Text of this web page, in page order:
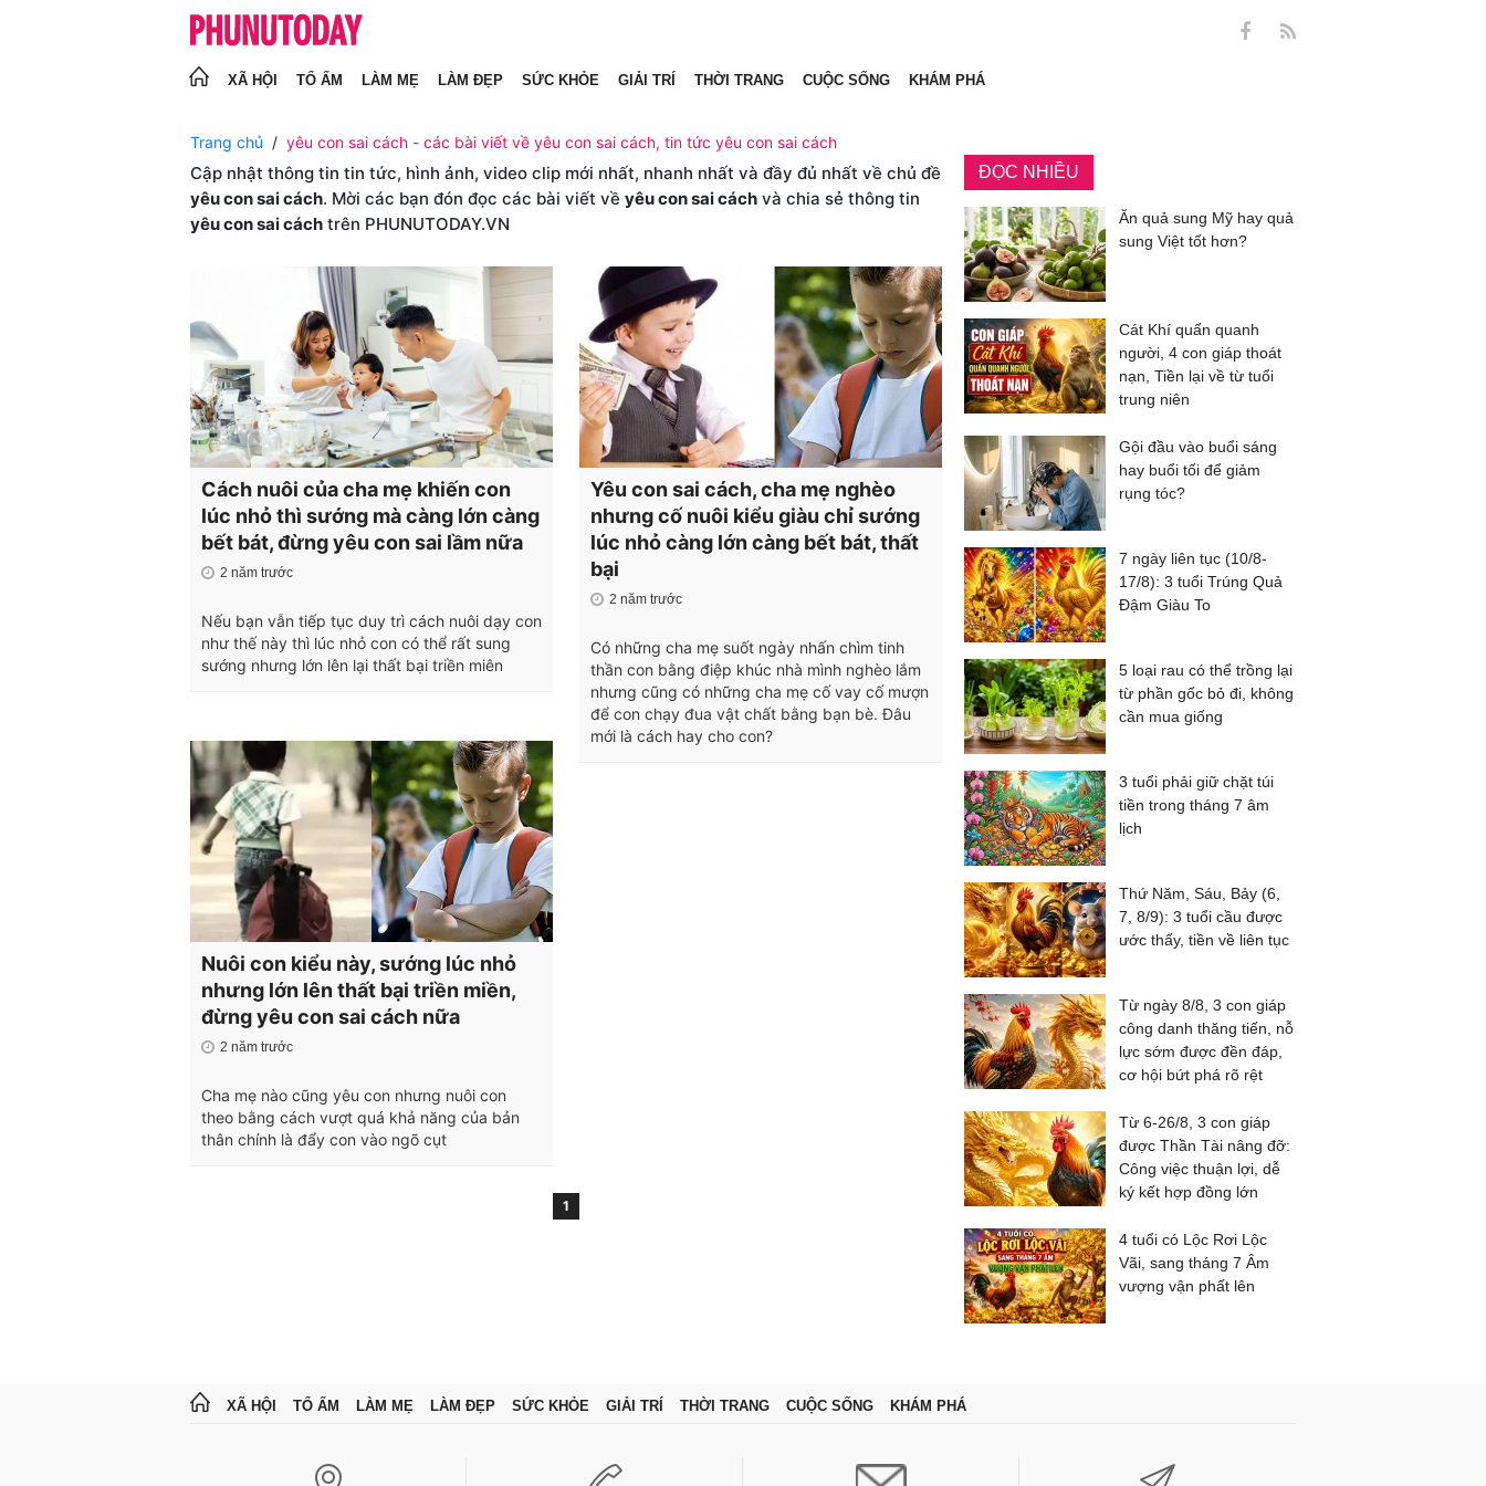
XÃ HỘI TỔ ẤM LÀM MẸ LÀM ĐẸP SỨC KHỎE GIẢI TRÍ THỜI TRANG CUỘC SỐNG KHÁM PHÁ
Trang chủ yêu con sai cách - các bài viết về yêu con sai cách, tin tức yêu con sai cách
Cập nhật thông tin tin tức, hình ảnh, video clip mới nhất, nhanh nhất và đầy đủ nhất về chủ đề
yêu con sai cách. Mời các bạn đón đọc các bài viết về yêu con sai cách và chia sẻ thông tin
yêu con sai cách trên PHUNUTODAY.VN
Cách nuôi của cha mẹ khiến con
lúc nhỏ thì sướng mà càng lớn càng
bết bát, đừng yêu con sai lầm nữa
2 năm trước
Nếu bạn vẫn tiếp tục duy trì cách nuôi dạy con
như thế này thì lúc nhỏ con có thể rất sung
sướng nhưng lớn lên lại thất bại triền miên
Nuôi con kiểu này, sướng lúc nhỏ
nhưng lớn lên thất bại triền miền,
đừng yêu con sai cách nữa
2 năm trước
Cha mẹ nào cũng yêu con nhưng nuôi con
theo bằng cách vượt quá khả năng của bản
thân chính là đẩy con vào ngõ cụt
Yêu con sai cách, cha mẹ nghèo
nhưng cố nuôi kiểu giàu chỉ sướng
lúc nhỏ càng lớn càng bết bát, thất
bại
2 năm trước
Có những cha mẹ suốt ngày nhấn chìm tinh
thần con bằng điệp khúc nhà mình nghèo lắm
nhưng cũng có những cha mẹ cố vay cố mượn
để con chạy đua vật chất bằng bạn bè. Đâu
mới là cách hay cho con?
1
ĐỌC NHIỀU
Ăn quả sung Mỹ hay quả
sung Việt tốt hơn?
Cát Khí quấn quanh
người, 4 con giáp thoát
nạn, Tiền lại về từ tuổi
trung niên
Gội đầu vào buổi sáng
hay buổi tối để giảm
rụng tóc?
7 ngày liên tục (10/8-
17/8): 3 tuổi Trúng Quả
Đậm Giàu To
5 loại rau có thể trồng lại
từ phần gốc bỏ đi, không
cần mua giống
3 tuổi phải giữ chặt túi
tiền trong tháng 7 âm
lịch
Thứ Năm, Sáu, Bảy (6,
7, 8/9): 3 tuổi cầu được
ước thấy, tiền về liên tục
Từ ngày 8/8, 3 con giáp
công danh thăng tiến, nỗ
lực sớm được đền đáp,
cơ hội bứt phá rõ rệt
Từ 6-26/8, 3 con giáp
được Thần Tài nâng đỡ:
Công việc thuận lợi, dễ
ký kết hợp đồng lớn
4 tuổi có Lộc Rơi Lộc
Vãi, sang tháng 7 Âm
vượng vận phất lên
XÃ HỘI TỔ ẤM LÀM MẸ LÀM ĐẸP SỨC KHỎE GIẢI TRÍ THỜI TRANG CUỘC SỐNG KHÁM PHÁ